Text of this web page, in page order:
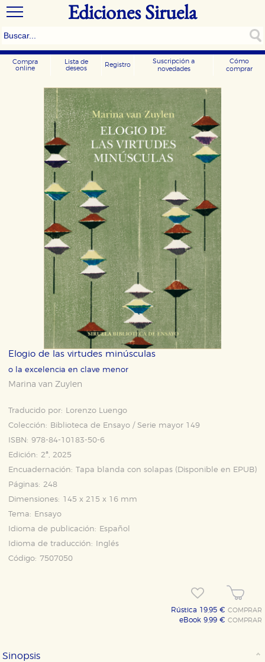
Ediciones Siruela
Compra
online
Lista de
deseos
Registro
Suscripción a
novedades
Cómo
comprar
Elogio de las virtudes minúsculas
o la excelencia en clave menor
Marina van Zuylen
Traducido por:
Lorenzo Luengo
Colección:
Biblioteca de Ensayo / Serie mayor 149
ISBN: 978-84-10183-50-6
Edición: 2ª, 2025
Encuadernación: Tapa blanda con solapas (Disponible en EPUB)
Páginas: 248
Dimensiones: 145 x 215 x 16 mm
Tema:
Ensayo
Idioma de publicación:
Español
Idioma de traducción:
Inglés
Código: 7507050
Rústica 19,95 €COMPRAR
eBook 9,99 €COMPRAR
Sinopsis